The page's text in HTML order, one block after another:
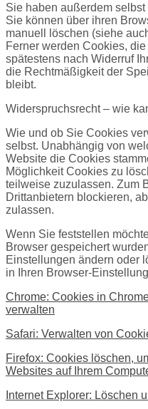
Sie haben außerdem
Sie können über ihren
manuell löschen (siehe
Ferner werden Cookies,
spätestens nach Widerruf
die Rechtmäßigkeit der
bleibt.
Widerspruchsrecht – wie
Wie und ob Sie Cookies
selbst. Unabhängig von
Website die Cookies
Möglichkeit Cookies zu
teilweise zuzulassen. Zum
Drittanbietern blockieren,
zulassen.
Wenn Sie feststellen
Browser gespeichert
Einstellungen ändern oder
in Ihren Browser-
Chrome: Cookies in
verwalten
Safari: Verwalten von
Firefox: Cookies löschen,
Websites auf Ihrem
Internet Explorer: Löschen